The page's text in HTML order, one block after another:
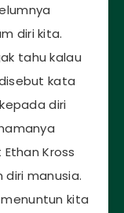
diri kita.
tahu kalau
kata
diri
Kross
manusia.
kita